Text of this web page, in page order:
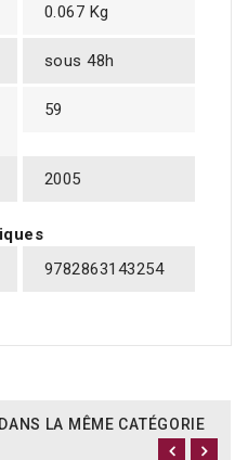
0.067 Kg
sous 48h
59
2005
9782863143254
LA MÊME CATÉGORIE